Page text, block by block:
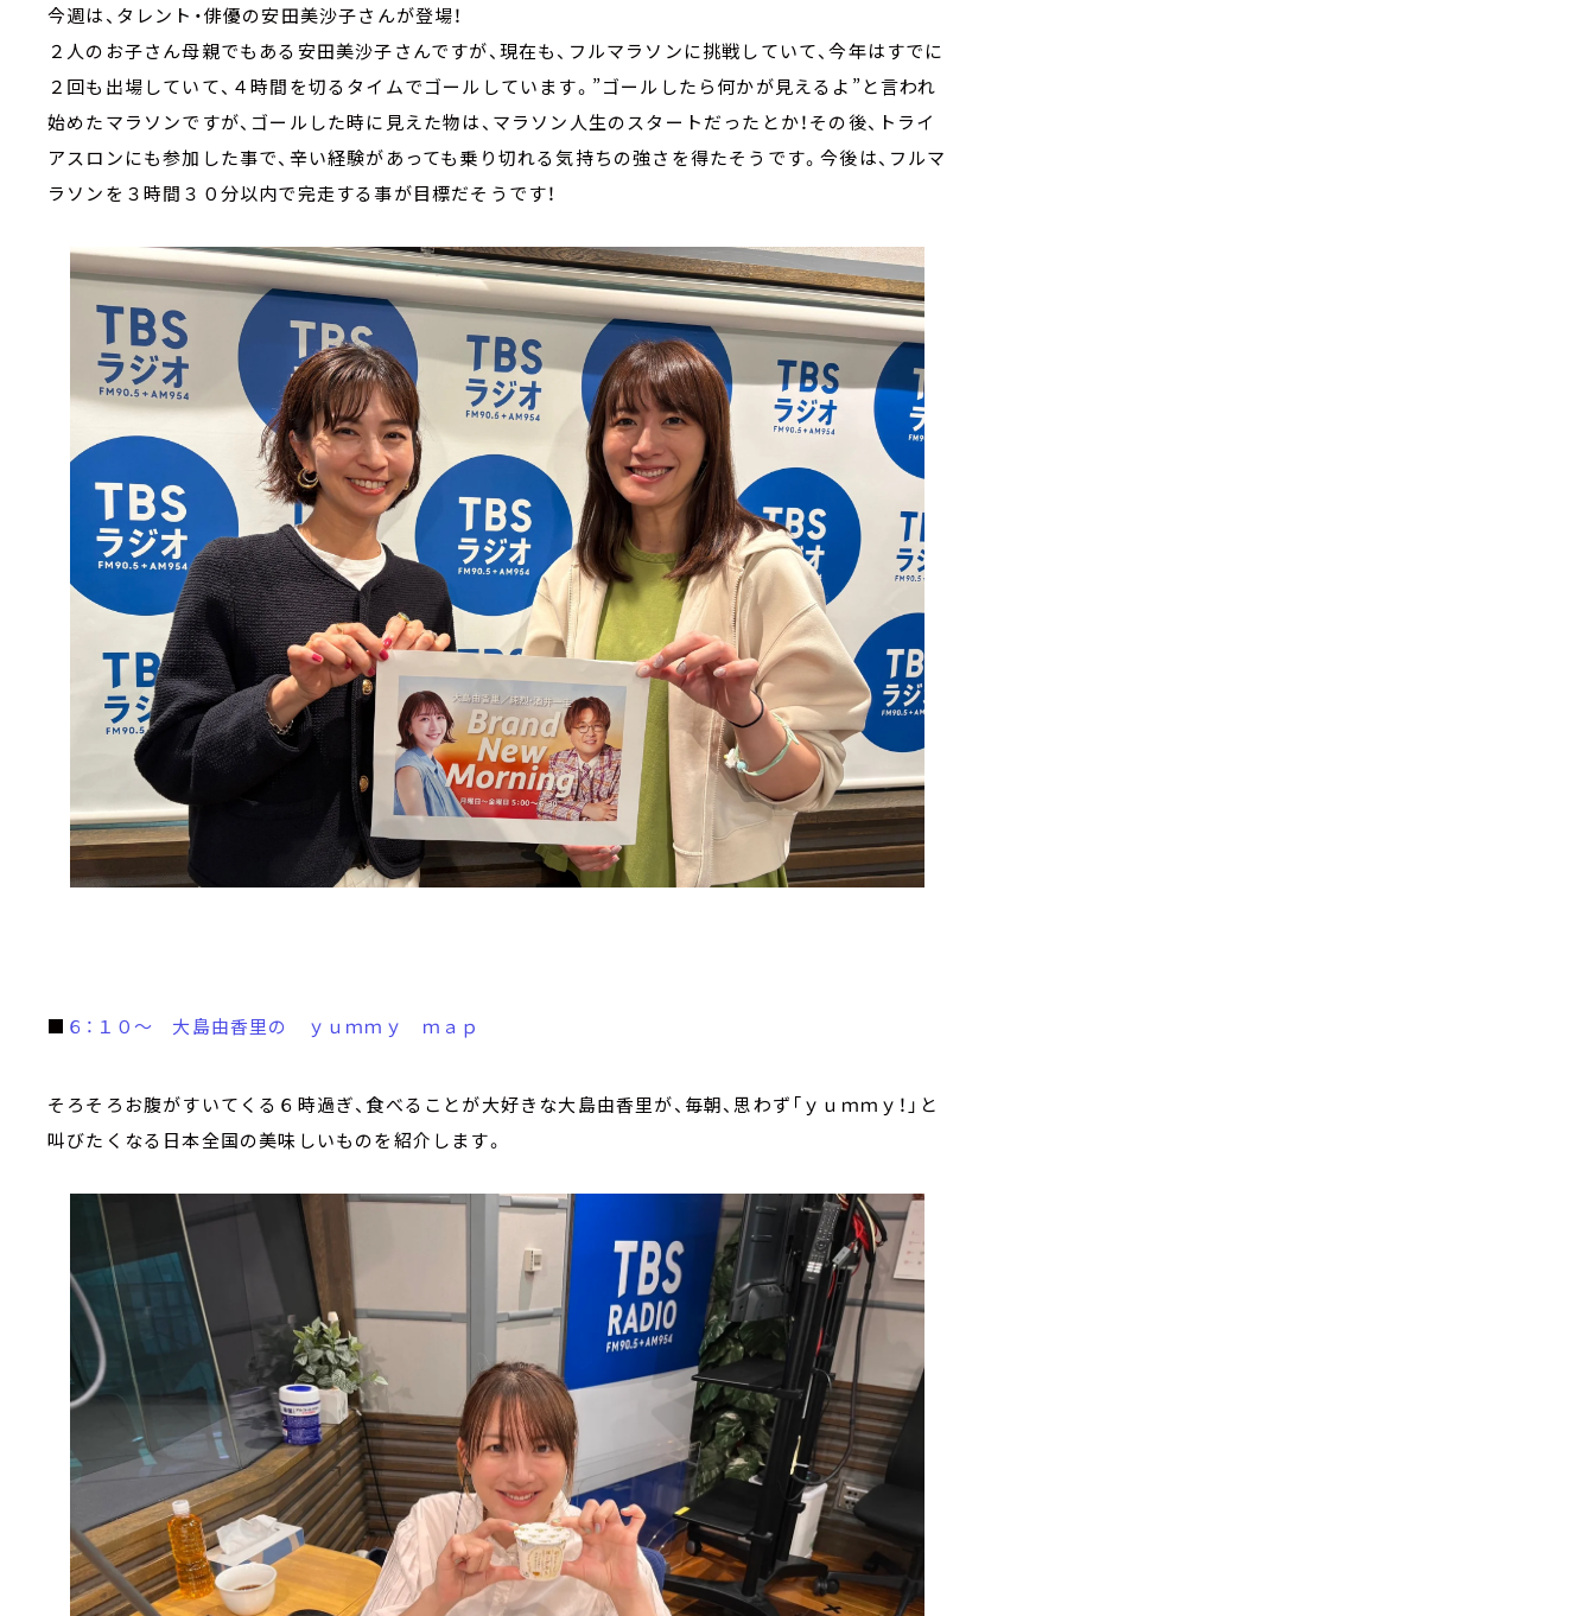
今週は、タレント・俳優の安田美沙子さんが登場！
２人のお子さん母親でもある安田美沙子さんですが、現在も、フルマラソンに挑戦していて、今年はすでに
２回も出場していて、４時間を切るタイムでゴールしています。”ゴールしたら何かが見えるよ”と言われ
始めたマラソンですが、ゴールした時に見えた物は、マラソン人生のスタートだったとか！その後、トライ
アスロンにも参加した事で、辛い経験があっても乗り切れる気持ちの強さを得たそうです。今後は、フルマ
ラソンを３時間３０分以内で完走する事が目標だそうです！
■ ６：１０～ 大島由香里の ｙｕｍｍｙ ｍａｐ
そろそろお腹がすいてくる６時過ぎ、食べることが大好きな大島由香里が、毎朝、思わず「ｙｕｍｍｙ！」と
叫びたくなる日本全国の美味しいものを紹介します。